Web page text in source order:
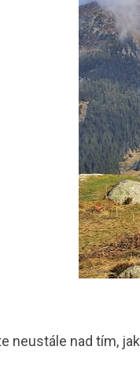
neustále nad tím,